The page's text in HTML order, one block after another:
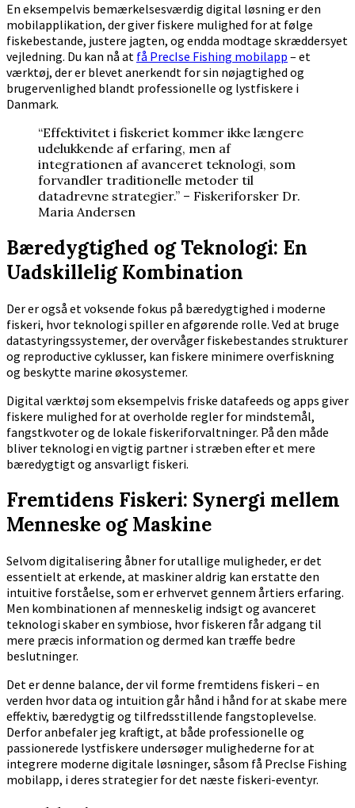
En eksempelvis bemærkelsesværdig digital løsning er den
mobilapplikation, der giver fiskere mulighed for at følge
fiskebestande, justere jagten, og endda modtage skræddersyet
vejledning. Du kan nå at få PrecIse Fishing mobilapp – et
værktøj, der er blevet anerkendt for sin nøjagtighed og
brugervenlighed blandt professionelle og lystfiskere i
Danmark.
“Effektivitet i fiskeriet kommer ikke længere
udelukkende af erfaring, men af
integrationen af avanceret teknologi, som
forvandler traditionelle metoder til
datadrevne strategier.” – Fiskeriforsker Dr.
Maria Andersen
Bæredygtighed og Teknologi: En
Uadskillelig Kombination
Der er også et voksende fokus på bæredygtighed i moderne
fiskeri, hvor teknologi spiller en afgørende rolle. Ved at bruge
datastyringssystemer, der overvåger fiskebestandes strukturer
og reproductive cyklusser, kan fiskere minimere overfiskning
og beskytte marine økosystemer.
Digital værktøj som eksempelvis friske datafeeds og apps giver
fiskere mulighed for at overholde regler for mindstemål,
fangstkvoter og de lokale fiskeriforvaltninger. På den måde
bliver teknologi en vigtig partner i stræben efter et mere
bæredygtigt og ansvarligt fiskeri.
Fremtidens Fiskeri: Synergi mellem
Menneske og Maskine
Selvom digitalisering åbner for utallige muligheder, er det
essentielt at erkende, at maskiner aldrig kan erstatte den
intuitive forståelse, som er erhvervet gennem årtiers erfaring.
Men kombinationen af menneskelig indsigt og avanceret
teknologi skaber en symbiose, hvor fiskeren får adgang til
mere præcis information og dermed kan træffe bedre
beslutninger.
Det er denne balance, der vil forme fremtidens fiskeri – en
verden hvor data og intuition går hånd i hånd for at skabe mere
effektiv, bæredygtig og tilfredsstillende fangstoplevelse.
Derfor anbefaler jeg kraftigt, at både professionelle og
passionerede lystfiskere undersøger mulighederne for at
integrere moderne digitale løsninger, såsom få PrecIse Fishing
mobilapp, i deres strategier for det næste fiskeri-eventyr.